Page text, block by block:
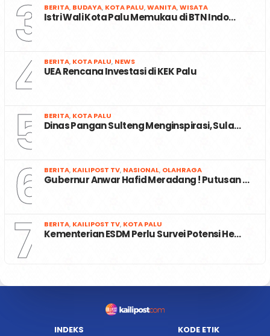
3 BERITA, BUDAYA, KOTA PALU,WANITA,WISATA
Istri Wali Kota Palu Memukau di BTN Indo…
4 BERITA, KOTA PALU, NEWS
UEA Rencana Investasi di KEK Palu
5 BERITA, KOTA PALU
Dinas Pangan Sulteng Menginspirasi, Sula…
6 BERITA, KAILIPOST TV, NASIONAL, OLAHRAGA
Gubernur Anwar Hafid Meradang ! Putusan …
7 BERITA, KAILIPOST TV, KOTA PALU
Kementerian ESDM Perlu Survei Potensi He…
INDEKS
KODE ETIK